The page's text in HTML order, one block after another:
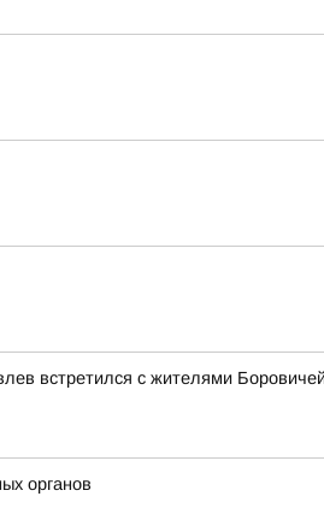
встретился с жителями
органов